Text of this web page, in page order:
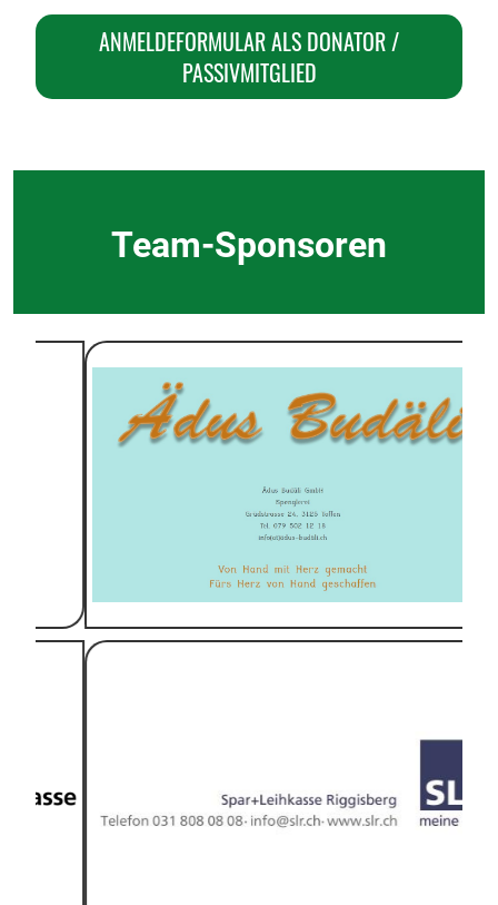
ANMELDEFORMULAR ALS DONATOR /
PASSIVMITGLIED
Team-Sponsoren